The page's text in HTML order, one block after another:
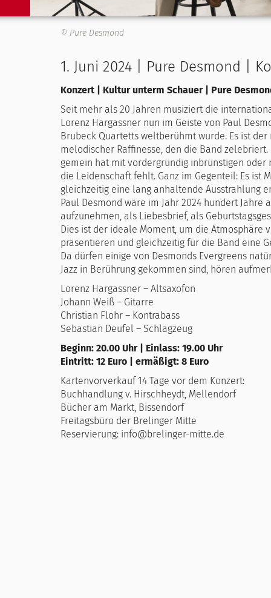
© Pure Desmond
1. Juni 2024 | Pure Desmond |
Konzert | Kultur unterm Schauer | Pure
Seit mehr als 20 Jahren musiziert die
Lorenz Hargassner nun im Geiste von Paul
Brubeck Quartetts weltberühmt wurde. Es ist
melodischer Raffinesse, den die Band
gemein hat mit vordergründig inbrünstigen oder
die Leidenschaft fehlt. Ganz im Gegenteil: Es
gleichzeitig eine lang anhaltende Ausstrahlung
Paul Desmond wäre im Jahr 2024 hundert
aufzunehmen, als Liebesbrief, als
Dies ist der ideale Moment, um die Atmosphäre
präsentieren und gleichzeitig für die Band eine
Da dürfen einige von Desmonds Evergreens
Jazz in Berührung gekommen sind, hören
Lorenz Hargassner – Altsaxofon
Johann Weiß – Gitarre
Christian Flohr – Kontrabass
Sebastian Deufel – Schlagzeug
Beginn: 20.00 Uhr | Einlass: 19.00 Uhr
Eintritt: 12 Euro | ermäßigt: 8 Euro
Kartenvorverkauf 14 Tage vor dem Konzert:
Buchhandlung v. Hirschheydt, Mellendorf
Bücher am Markt, Bissendorf
Freitagsbüro der Brelinger Mitte
Reservierung: info@brelinger-mitte.de